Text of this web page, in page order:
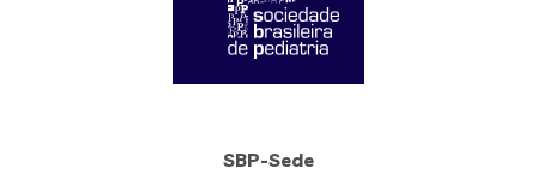
SBP-Sede